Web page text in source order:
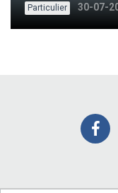
Particulier 30-07-